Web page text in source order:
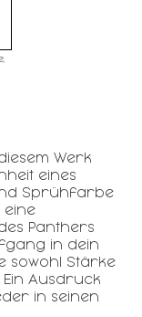
Werk
eines
Sprühfarbe
eine
Panthers
in dein
sowohl Stärke
Ausdruck
in seinen